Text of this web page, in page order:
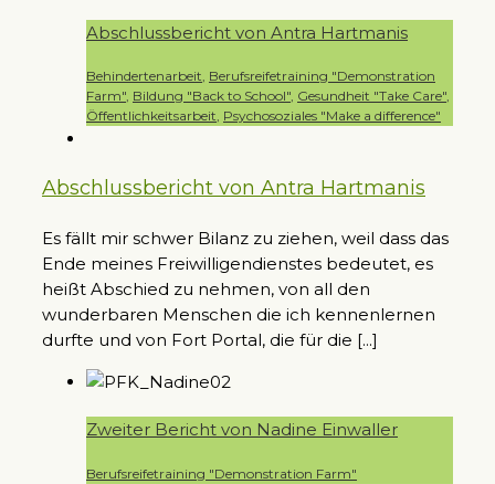
Abschlussbericht von Antra Hartmanis
Behindertenarbeit, Berufsreifetraining "Demonstration
Farm", Bildung "Back to School", Gesundheit "Take Care",
Öffentlichkeitsarbeit, Psychosoziales "Make a difference"
Abschlussbericht von Antra Hartmanis
Es fällt mir schwer Bilanz zu ziehen, weil dass das
Ende meines Freiwilligendienstes bedeutet, es
heißt Abschied zu nehmen, von all den
wunderbaren Menschen die ich kennenlernen
durfte und von Fort Portal, die für die [...]
Zweiter Bericht von Nadine Einwaller
Berufsreifetraining "Demonstration Farm"